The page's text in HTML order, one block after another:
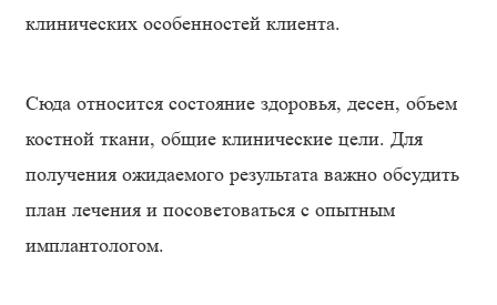
клинических особенностей клиента.
Сюда относится состояние здоровья, десен, объем
костной ткани, общие клинические цели. Для
получения ожидаемого результата важно обсудить
план лечения и посоветоваться с опытным
имплантологом.